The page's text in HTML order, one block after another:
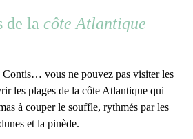
de la côte Atlantique
vous ne pouvez pas visiter les
les plages de la côte Atlantiquequi
à couper le souffle, rythmés par les
et la pinède.